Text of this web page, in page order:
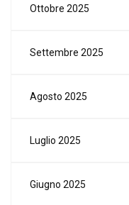
Ottobre 2025
Settembre 2025
Agosto 2025
Luglio 2025
Giugno 2025